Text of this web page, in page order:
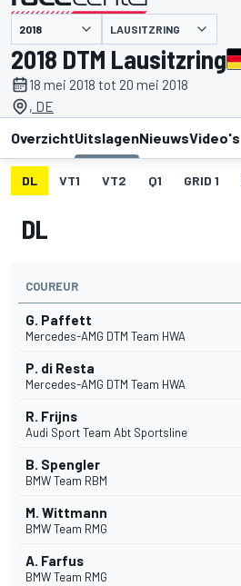
gepresenteerd door LAUSITZRING
2018 DTM Lausitzring
18 mei 2018 tot 20 mei 2018
, DE
OverzichtUitslagenNieuwsVideo's
DL VT1 VT2 Q1 GRID 1
DL
COUREUR
G. Paffett
Mercedes-AMG DTM Team HWA
P. di Resta
Mercedes-AMG DTM Team HWA
R. Frijns
Audi Sport Team Abt Sportsline
B. Spengler
BMW Team RBM
M. Wittmann
BMW Team RMG
A. Farfus
BMW Team RMG